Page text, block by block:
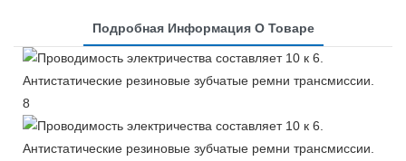
Подробная Информация О Товаре